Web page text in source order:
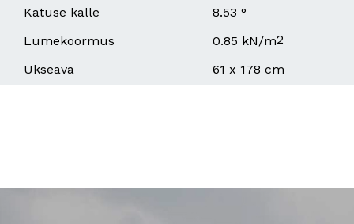
Katuse kalle
8.53 °
Lumekoormus
0.85 kN/m2
Ukseava
61 x 178 cm